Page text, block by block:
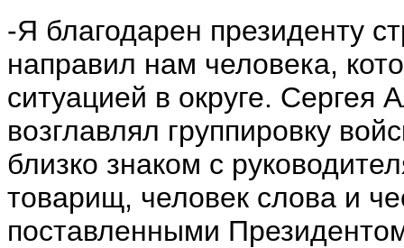
-Я благодарен президенту
направил нам человека,
ситуацией в округе.
возглавлял группировку
близко знаком с
товарищ, человек слова и
поставленными